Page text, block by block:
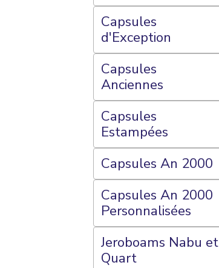
Capsules
d'Exception
Capsules
Anciennes
Capsules
Estampées
Capsules An 2000
Capsules An 2000
Personnalisées
Jeroboams Nabu et
Quart